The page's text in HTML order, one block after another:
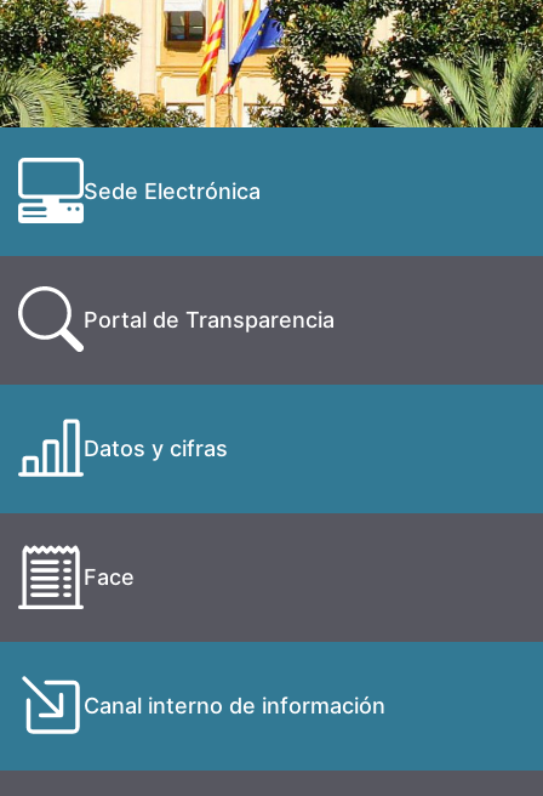
Sede Electrónica
Portal de Transparencia
Datos y cifras
Face
Canal interno de información